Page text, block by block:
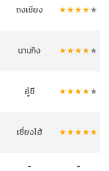
ถงเชียง ★★★★★
นานกิง ★★★★★
อู๋ซี ★★★★★
เซี่ยงไฮ้ ★★★★★
- -